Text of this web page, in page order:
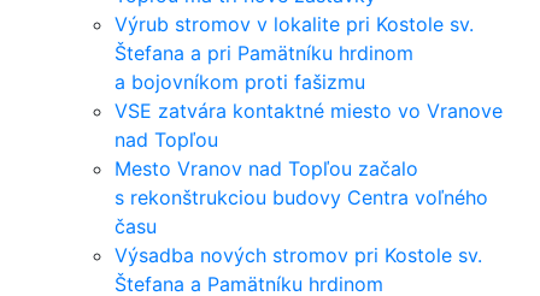
Výrub stromov v lokalite pri Kostole sv.
Štefana a pri Pamätníku hrdinom
a bojovníkom proti fašizmu
VSE zatvára kontaktné miesto vo Vranove
nad Topľou
Mesto Vranov nad Topľou začalo
s rekonštrukciou budovy Centra voľného
času
Výsadba nových stromov pri Kostole sv.
Štefana a Pamätníku hrdinom